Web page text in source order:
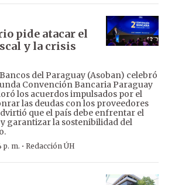
pide atacar el
y la crisis
del Paraguay (Asoban) celebró
Convención Bancaria Paraguay
los acuerdos impulsados por el
las deudas con los proveedores
que el país debe enfrentar el
garantizar la sostenibilidad del
p. m. · Redacción ÚH